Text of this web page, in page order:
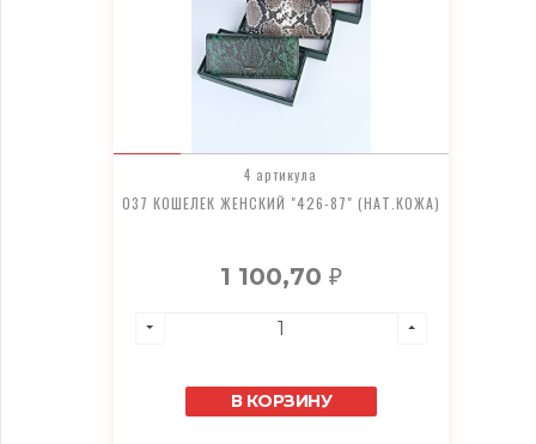
4 артикула
037 КОШЕЛЕК ЖЕНСКИЙ "426-87" (НАТ.КОЖА)
1 100,70 ₽
В КОРЗИНУ